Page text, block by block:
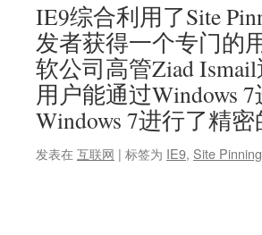
IE9综合利用了Site
发者获得一个专门的
软公司高管Ziad
用户能通过Windows
Windows 7进行了精
发表在 互联网 | 标签为 IE9, Site Pinning